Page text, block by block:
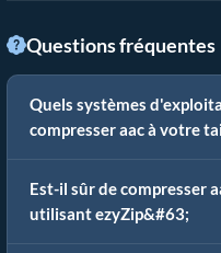
Questions fréquentes
Quels systèmes
compresser aac à votre
Est-il sûr de compresser
utilisant ezyZip&#63;